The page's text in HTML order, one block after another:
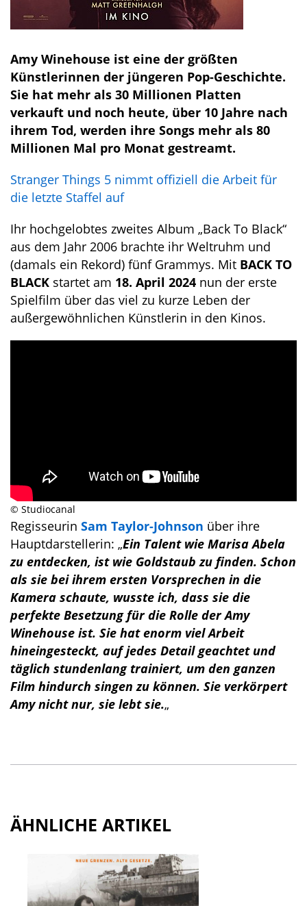
Amy Winehouse ist eine der größten
Künstlerinnen der jüngeren Pop-Geschichte.
Sie hat mehr als 30 Millionen Platten
verkauft und noch heute, über 10 Jahre nach
ihrem Tod, werden ihre Songs mehr als 80
Millionen Mal pro Monat gestreamt.
Stranger Things 5 nimmt offiziell die Arbeit für
die letzte Staffel auf
Ihr hochgelobtes zweites Album „Back To Black“
aus dem Jahr 2006 brachte ihr Weltruhm und
(damals ein Rekord) fünf Grammys. Mit BACK TO
BLACK startet am 18. April 2024 nun der erste
Spielfilm über das viel zu kurze Leben der
außergewöhnlichen Künstlerin in den Kinos.
© Studiocanal
Regisseurin Sam Taylor-Johnson über ihre
Hauptdarstellerin: „Ein Talent wie Marisa Abela
zu entdecken, ist wie Goldstaub zu finden. Schon
als sie bei ihrem ersten Vorsprechen in die
Kamera schaute, wusste ich, dass sie die
perfekte Besetzung für die Rolle der Amy
Winehouse ist. Sie hat enorm viel Arbeit
hineingesteckt, auf jedes Detail geachtet und
täglich stundenlang trainiert, um den ganzen
Film hindurch singen zu können. Sie verkörpert
Amy nicht nur, sie lebt sie.„
ÄHNLICHE ARTIKEL